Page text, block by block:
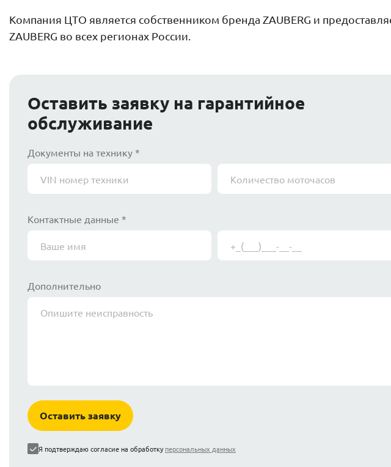
Компания ЦТО является собственником бренда ZAUBERG и
ZAUBERG во всех регионах России.
Оставить заявку на гарантийное
обслуживание
Документы на технику *
Контактные данные *
Дополнительно
Оставить заявку
Я подтверждаю согласие на обработкуперсональных данных